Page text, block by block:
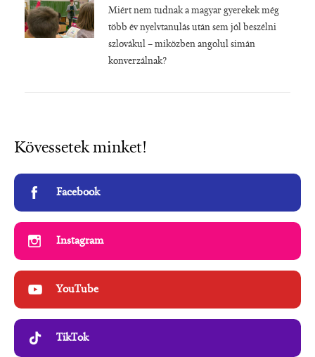
Miért nem tudnak a magyar gyerekek még
több év nyelvtanulás után sem jól beszélni
szlovákul – miközben angolul simán
konverzálnak?
Kövessetek minket!
Facebook
Instagram
YouTube
TikTok